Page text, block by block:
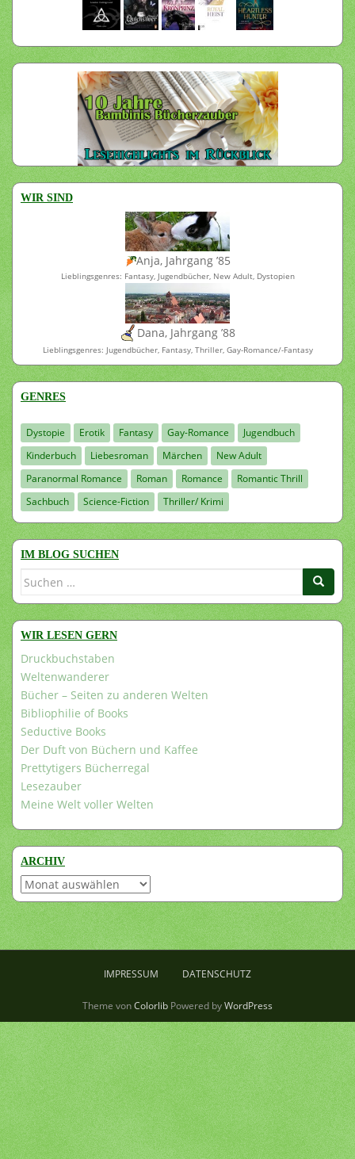
WIR SIND
Anja, Jahrgang ’85
Lieblingsgenres: Fantasy, Jugendbücher, New Adult, Dystopien
Dana, Jahrgang ’88
Lieblingsgenres: Jugendbücher, Fantasy, Thriller, Gay-Romance/-Fantasy
GENRES
Dystopie Erotik Fantasy Gay-Romance
Jugendbuch
Kinderbuch
Liebesroman Märchen
New Adult
Paranormal Romance
Roman Romance
Romantic Thrill
Sachbuch
Science-Fiction Thriller/ Krimi
IM BLOG SUCHEN
Suchen
WIR LESEN GERN
Druckbuchstaben
Weltenwanderer
Bücher – Seiten zu anderen Welten
Bibliophilie of Books
Seductive Books
Der Duft von Büchern und Kaffee
Prettytigers Bücherregal
Lesezauber
Meine Welt voller Welten
ARCHIV
Archiv
IMPRESSUM DATENSCHUTZ
Theme vonColorlib Powered byWordPress